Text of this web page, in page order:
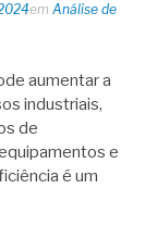
em Análise de
aumentar a
industriais,
de
e
é um